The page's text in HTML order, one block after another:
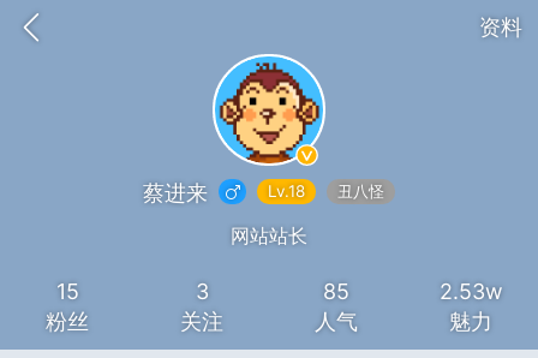
资料
基于wordpress开发 你所看
蔡进来 Lv.18 丑八怪
网站站长
15
粉丝
3
关注
85
人气
2.53w
魅力